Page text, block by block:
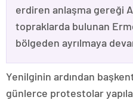
erdiren anlaşma gereği
topraklarda bulunan
bölgeden ayrılmaya
Yenilginin ardından
günlerce protestolar